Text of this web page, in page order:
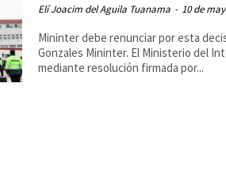
Elí Joacim del Aguila Tuanama - 10 de
Mininter debe renunciar por esta
Gonzales Mininter. El Ministerio del
mediante resolución firmada por...